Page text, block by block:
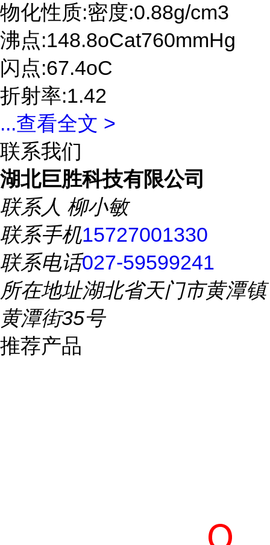
物化性质:密度:0.88g/cm3
沸点:148.8oCat760mmHg
闪点:67.4oC
折射率:1.42
...查看全文 >
联系我们
湖北巨胜科技有限公司
联系人 柳小敏
联系手机15727001330
联系电话027-59599241
所在地址湖北省天门市黄潭镇
黄潭街35号
推荐产品